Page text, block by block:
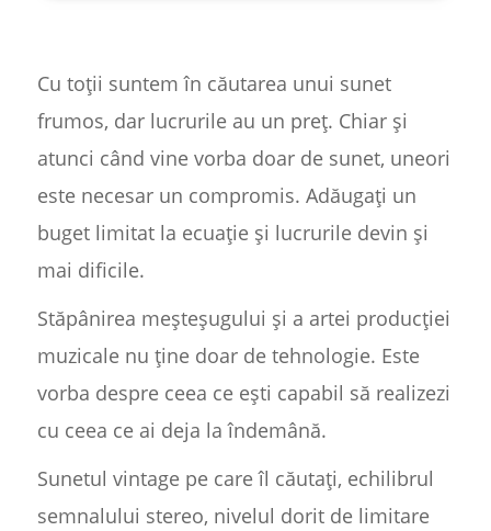
Cu toții suntem în căutarea unui sunet
frumos, dar lucrurile au un preț. Chiar și
atunci când vine vorba doar de sunet, uneori
este necesar un compromis. Adăugați un
buget limitat la ecuație și lucrurile devin și
mai dificile.
Stăpânirea meșteșugului și a artei producției
muzicale nu ține doar de tehnologie. Este
vorba despre ceea ce ești capabil să realizezi
cu ceea ce ai deja la îndemână.
Sunetul vintage pe care îl căutați, echilibrul
semnalului stereo, nivelul dorit de limitare